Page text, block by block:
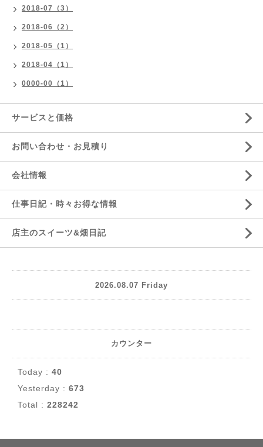
2018-07（3）
2018-06（2）
2018-05（1）
2018-04（1）
0000-00（1）
サービスと価格
お問い合わせ・お見積り
会社情報
仕事日記・時々お得な情報
店主のスイーツ&畑日記
2026.08.07 Friday
カウンター
Today : 40
Yesterday : 673
Total : 228242